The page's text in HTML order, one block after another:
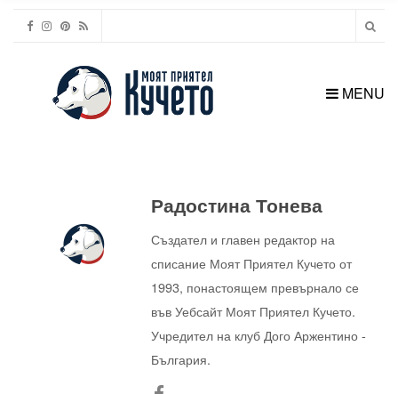
MENU
Радостина Тонева
Създател и главен редактор на
списание Моят Приятел Кучето от
1993, понастоящем превърнало се
във Уебсайт Моят Приятел Кучето.
Учредител на клуб Дого Аржентино -
България.